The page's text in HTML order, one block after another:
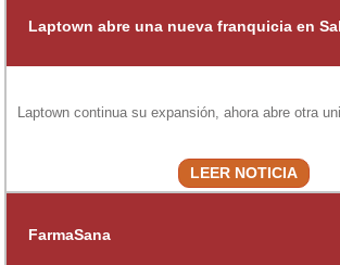
Laptown abre una nueva franquicia en
Laptown continua su expansión, ahora abre otra
LEER NOTICIA
FarmaSana